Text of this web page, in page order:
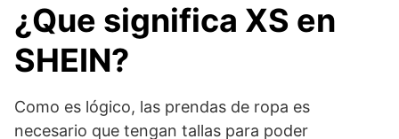
¿Que significa XS en
SHEIN?
Como es lógico, las prendas de ropa es
necesario que tengan tallas para poder